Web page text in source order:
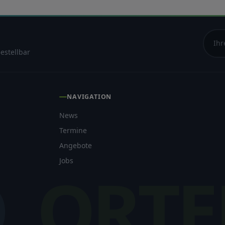
Die SB-
Elektro-Ladestation bei Günther? Ja! Unser
kurze Ladeaufenthalte. Welche Zahlungsmittel werden
NAVIGATION
News
Termine
Angebote
Jobs